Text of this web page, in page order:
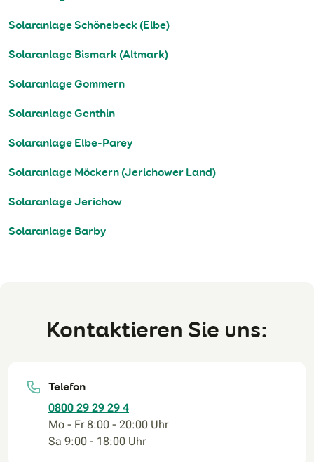
Solaranlage Schönebeck (Elbe)
Solaranlage Bismark (Altmark)
Solaranlage Gommern
Solaranlage Genthin
Solaranlage Elbe-Parey
Solaranlage Möckern (Jerichower Land)
Solaranlage Jerichow
Solaranlage Barby
Kontaktieren Sie uns:
Telefon
0800 29 29 29 4
Mo - Fr 8:00 - 20:00 Uhr
Sa 9:00 - 18:00 Uhr